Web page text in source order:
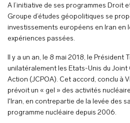
A l’initiative de ses programmes Droit
Groupe d’études géopolitiques se
investissements européens en Iran en
expériences passées.
Il y a un an, le 8 mai 2018, le Président
unilatéralement les Etats-Unis du
Action (JCPOA). Cet accord, conclu à
prévoit un « gel » des activités
l'Iran, en contrepartie de la levée des
programme nucléaire depuis 2006.